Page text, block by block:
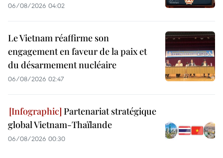
06/08/2026 04:02
Le Vietnam réaffirme son
engagement en faveur de la paix et
du désarmement nucléaire
06/08/2026 02:47
Partenariat stratégique
global Vietnam-Thaïlande
06/08/2026 00:30